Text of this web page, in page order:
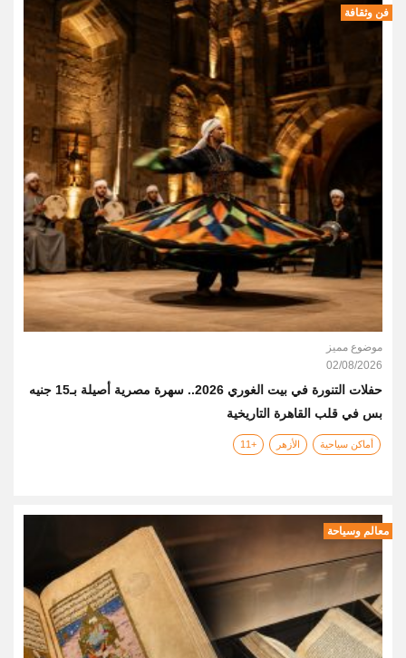
فن وثقافة
موضوع مميز
02/08/2026
حفلات التنورة في بيت الغوري 2026.. سهرة مصرية أصيلة بـ15 جنيه
بس في قلب القاهرة التاريخية
أماكن سياحية الأزهر +11
معالم وسياحة